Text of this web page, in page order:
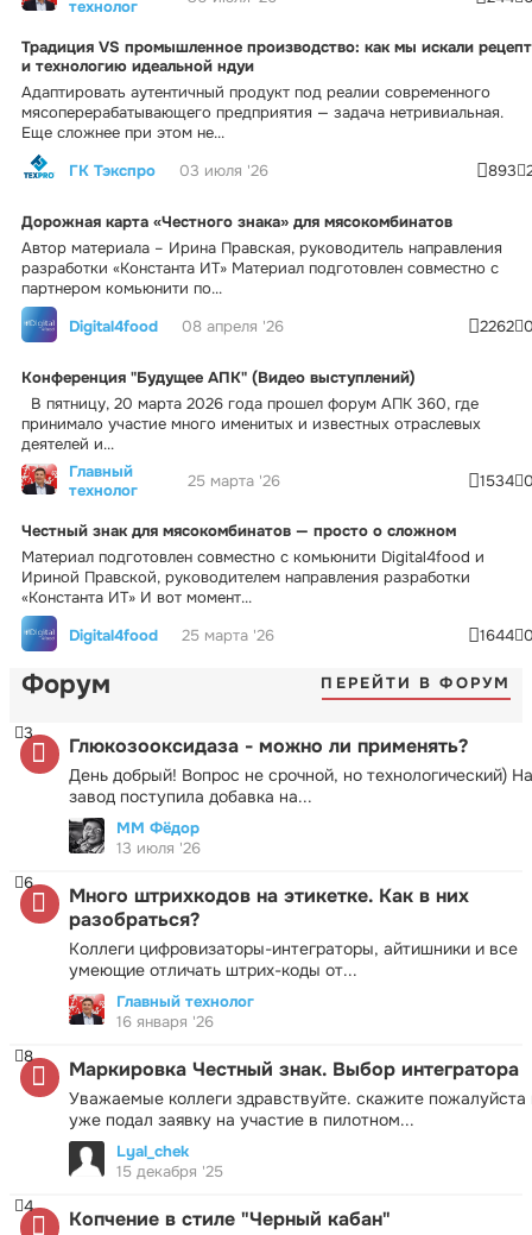
технолог
Традиция VS промышленное производство: как мы искали рецепт
и технологию идеальной ндуи
Адаптировать аутентичный продукт под реалии современного
мясоперерабатывающего предприятия — задача нетривиальная.
Еще сложнее при этом не...
ГК Тэкспро
03 июля '26 893
Дорожная карта «Честного знака» для мясокомбинатов
Автор материала – Ирина Правская, руководитель направления
разработки «Константа ИТ» Материал подготовлен совместно с
партнером комьюнити по...
Digital4food
08 апреля '26 2262
Конференция "Будущее АПК" (Видео выступлений)
В пятницу, 20 марта 2026 года прошел форум АПК 360, где
принимало участие много именитых и известных отраслевых
деятелей и...
Главный
технолог
25 марта '26 1534
Честный знак для мясокомбинатов — просто о сложном
Материал подготовлен совместно с комьюнити Digital4food и
Ириной Правской, руководителем направления разработки
«Константа ИТ» И вот момент...
Digital4food
25 марта '26 1644
Форум ПЕРЕЙТИ В ФОРУМ
Глюкозооксидаза - можно ли применять?
День добрый! Вопрос не срочной, но технологический) На
завод поступила добавка на...
3
ММ Фёдор
13 июля '26
Много штрихкодов на этикетке. Как в них
разобраться?
Коллеги цифровизаторы-интеграторы, айтишники и все
умеющие отличать штрих-коды от...
6
Главный технолог
16 января '26
Маркировка Честный знак. Выбор интегратора
Уважаемые коллеги здравствуйте. скажите пожалуйста
уже подал заявку на участие в пилотном...
8
Lyal_chek
15 декабря '25
Копчение в стиле "Черный кабан"
4